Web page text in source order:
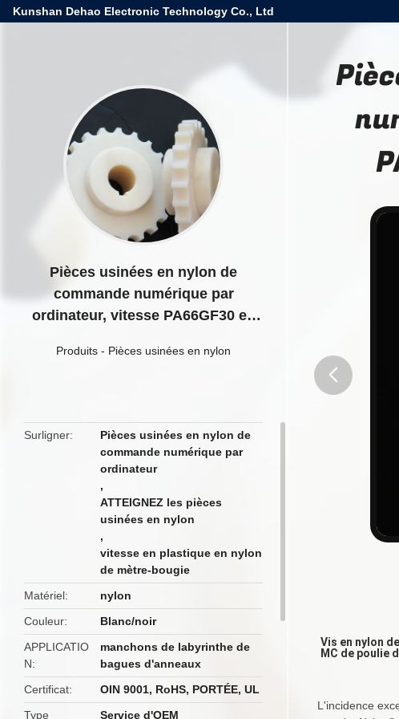
Kunshan Dehao Electronic Technology Co., Ltd
Pièces usinées en nylon de
commande numérique par
ordinateur, vitesse PA66GF30 en
Produits - Pièces usinées en nylon
Surligner
Pièces usinées en nylon de
commande numérique par
ordinateur
,
ATTEIGNEZ les pièces
usinées en nylon
,
vitesse en plastique en nylon
de mètre-bougie
Matériel
nylon
Couleur
Blanc/noir
APPLICATIO
N
manchons de labyrinthe de
bagues d'anneaux
Certificat
OIN 9001, RoHS, PORTÉE, UL
Type
Service d'OEM
Vis en nylon
MC de poulie
L'incidence